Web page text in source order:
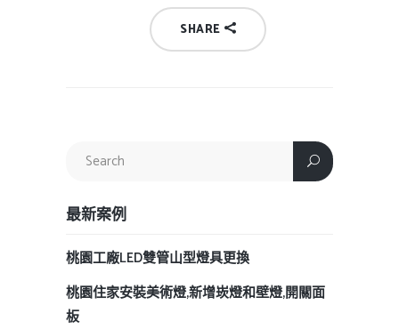
SHARE
最新案例
桃園工廠LED雙管山型燈具更換
桃園住家安裝美術燈,新增崁燈和壁燈,開關面
板